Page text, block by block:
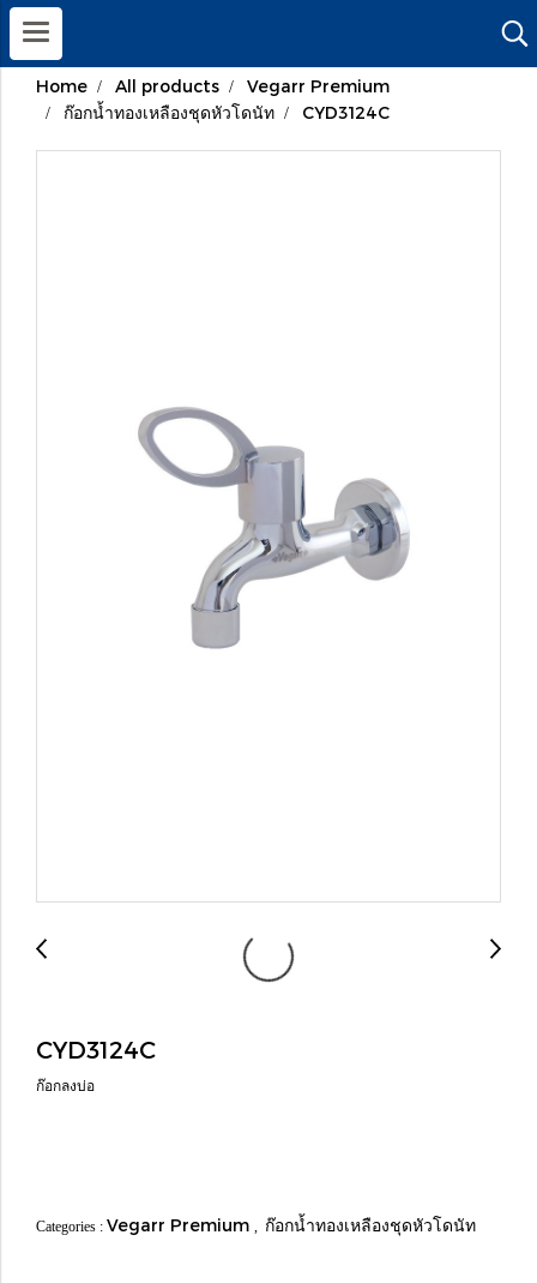
Home All products
Vegarr Premium
ก๊อกน้ำทองเหลืองชุดหัวโดนัท
CYD3124C
CYD3124C
ก๊อกลงบ่อ
Categories : Vegarr Premium , ก๊อกน้ำทองเหลืองชุดหัวโดนัท